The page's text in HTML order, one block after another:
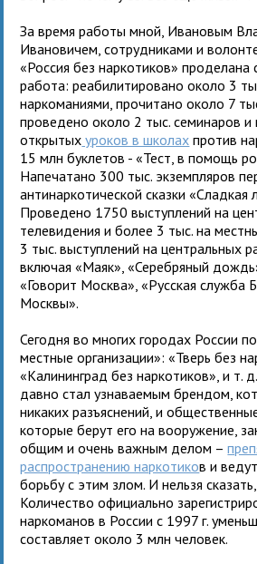
За время работы мной, Ивановым
Ивановичем, сотрудниками и
«Россия без наркотиков»
работа: реабилитировано около 3
наркоманиями, прочитано около 7
проведено около 2 тыс. семинаров и
открытых уроков в школах против
15 млн буклетов - «Тест, в помощь
Напечатано 300 тыс. экземпляров
антинаркотической сказки «Сладкая
Проведено 1750 выступлений на
телевидения и более 3 тыс. на
3 тыс. выступлений на центральных
включая «Маяк», «Серебряный
«Говорит Москва», «Русская служба
Москвы».
Сегодня во многих городах России
местные организации»: «Тверь без
«Калининград без наркотиков», и т.
давно стал узнаваемым брендом,
никаких разъяснений, и
которые берут его на вооружение,
общим и очень важным делом –
распространению наркотиков и
борьбу с этим злом. И нельзя
Количество официально
наркоманов в России с 1997 г.
составляет около 3 млн человек.